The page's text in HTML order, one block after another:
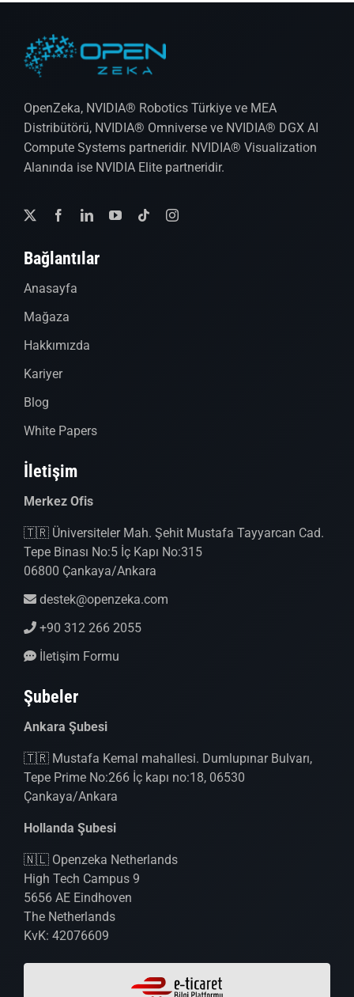
OpenZeka, NVIDIA® Robotics Türkiye ve MEA
Distribütörü, NVIDIA® Omniverse ve NVIDIA® DGX AI
Compute Systems partneridir. NVIDIA® Visualization
Alanında ise NVIDIA Elite partneridir.
Bağlantılar
Anasayfa
Mağaza
Hakkımızda
Kariyer
Blog
White Papers
İletişim
Merkez Ofis
🇹🇷 Üniversiteler Mah. Şehit Mustafa Tayyarcan Cad.
Tepe Binası No:5 İç Kapı No:315
06800 Çankaya/Ankara
destek@openzeka.com
+90 312 266 2055
İletişim Formu
Şubeler
Ankara Şubesi
🇹🇷 Mustafa Kemal mahallesi. Dumlupınar Bulvarı,
Tepe Prime No:266 İç kapı no:18, 06530
Çankaya/Ankara
Hollanda Şubesi
🇳🇱 Openzeka Netherlands
High Tech Campus 9
5656 AE Eindhoven
The Netherlands
KvK: 42076609